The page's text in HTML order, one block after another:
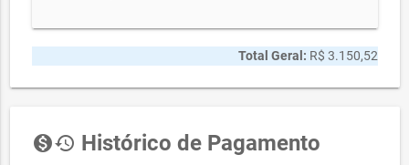
Total Geral: R$ 3.150,52
monetization_onhistory Histórico de Pagamento